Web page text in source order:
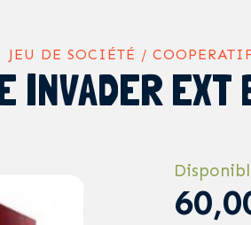
JEU DE SOCIÉTÉ /
INVADER EXT